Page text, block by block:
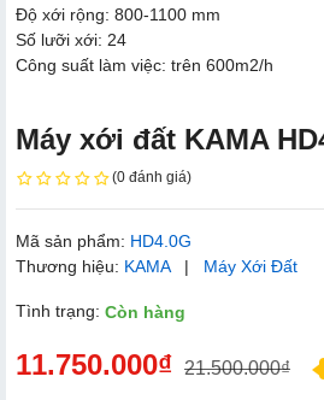
Độ xới rộng: 800-1100 mm
Số lưỡi xới: 24
Công suất làm việc: trên 600m2/h
Máy xới đất KAMA
(0 đánh giá)
Mã sản phẩm: HD4.0G
Thương hiệu: KAMA| Máy Xới Đất
Tình trạng: Còn hàng
11.750.000₫ 21.500.000₫